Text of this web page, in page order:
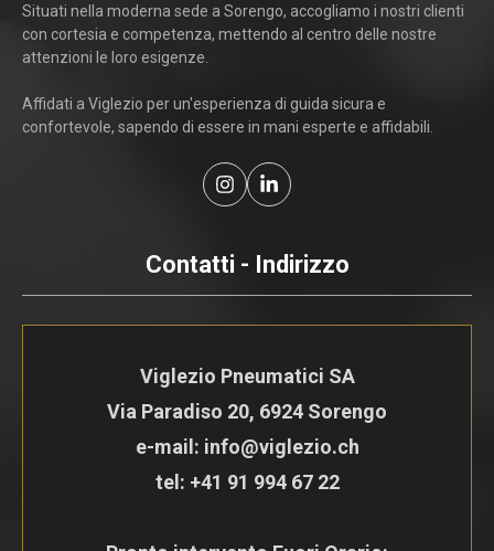
Situati nella moderna sede a Sorengo, accogliamo i nostri clienti
con cortesia e competenza, mettendo al centro delle nostre
attenzioni le loro esigenze.
Affidati a Viglezio per un'esperienza di guida sicura e
confortevole, sapendo di essere in mani esperte e affidabili.
Contatti - Indirizzo
Viglezio Pneumatici SA
Via Paradiso 20, 6924 Sorengo
e-mail: info@viglezio.ch
tel: +41 91 994 67 22